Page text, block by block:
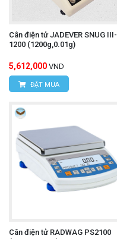
Cân điện tử JADEVER SNUG III-
1200 (1200g,0.01g)
5,612,000 VND
ĐẶT MUA
Cân điện tử RADWAG PS2100